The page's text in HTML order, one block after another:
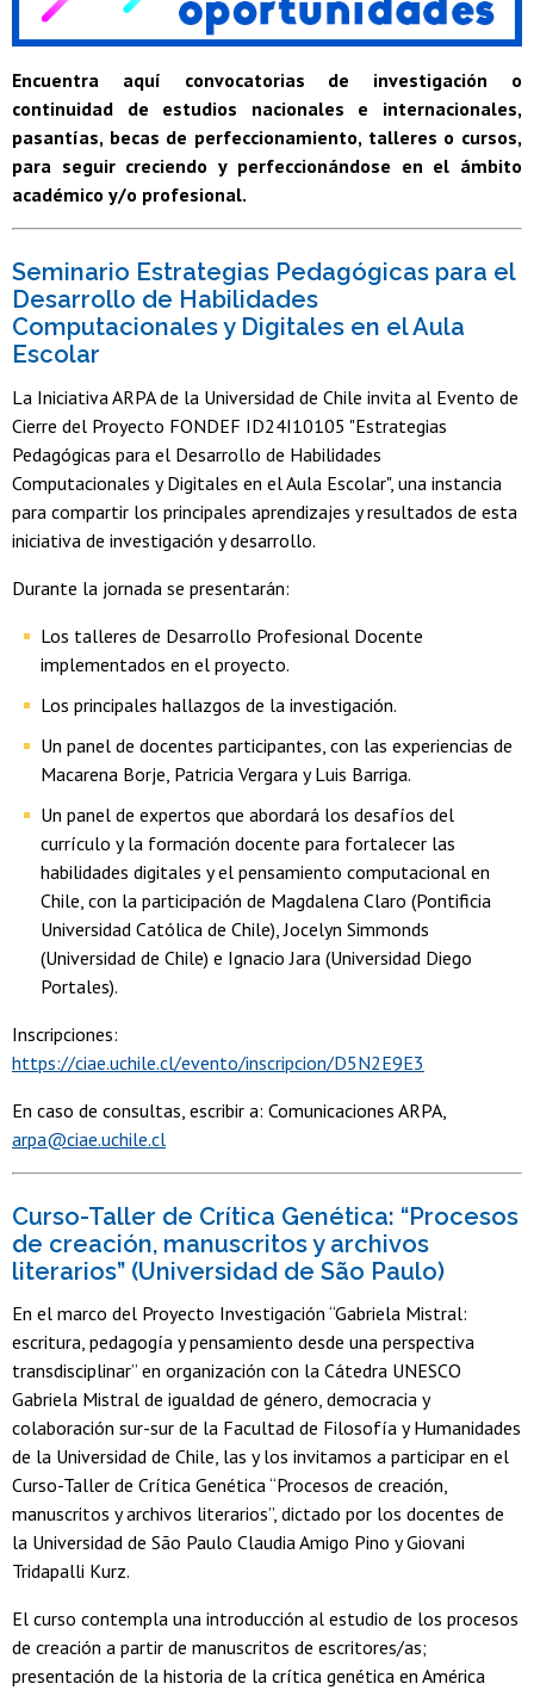
Encuentra aquí convocatorias de investigación o
continuidad de estudios nacionales e internacionales,
pasantías, becas de perfeccionamiento, talleres o cursos,
para seguir creciendo y perfeccionándose en el ámbito
académico y/o profesional.
Seminario Estrategias Pedagógicas para el
Desarrollo de Habilidades
Computacionales y Digitales en el Aula
Escolar
La Iniciativa ARPA de la Universidad de Chile invita al Evento de
Cierre del Proyecto FONDEF ID24I10105 "Estrategias
Pedagógicas para el Desarrollo de Habilidades
Computacionales y Digitales en el Aula Escolar", una instancia
para compartir los principales aprendizajes y resultados de esta
iniciativa de investigación y desarrollo.
Durante la jornada se presentarán:
Los talleres de Desarrollo Profesional Docente
implementados en el proyecto.
Los principales hallazgos de la investigación.
Un panel de docentes participantes, con las experiencias de
Macarena Borje, Patricia Vergara y Luis Barriga.
Un panel de expertos que abordará los desafíos del
currículo y la formación docente para fortalecer las
habilidades digitales y el pensamiento computacional en
Chile, con la participación de Magdalena Claro (Pontificia
Universidad Católica de Chile), Jocelyn Simmonds
(Universidad de Chile) e Ignacio Jara (Universidad Diego
Portales).
Inscripciones:
https://ciae.uchile.cl/evento/inscripcion/D5N2E9E3
En caso de consultas, escribir a: Comunicaciones ARPA,
arpa@ciae.uchile.cl
Curso-Taller de Crítica Genética: “Procesos
de creación, manuscritos y archivos
literarios” (Universidad de São Paulo)
En el marco del Proyecto Investigación “Gabriela Mistral:
escritura, pedagogía y pensamiento desde una perspectiva
transdisciplinar” en organización con la Cátedra UNESCO
Gabriela Mistral de igualdad de género, democracia y
colaboración sur-sur de la Facultad de Filosofía y Humanidades
de la Universidad de Chile, las y los invitamos a participar en el
Curso-Taller de Crítica Genética “Procesos de creación,
manuscritos y archivos literarios”, dictado por los docentes de
la Universidad de São Paulo Claudia Amigo Pino y Giovani
Tridapalli Kurz.
El curso contempla una introducción al estudio de los procesos
de creación a partir de manuscritos de escritores/as;
presentación de la historia de la crítica genética en América